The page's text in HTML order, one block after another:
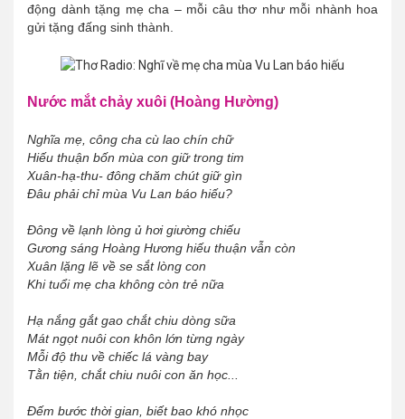
động dành tặng mẹ cha – mỗi câu thơ như mỗi nhành hoa
gửi tặng đấng sinh thành.
Nước mắt chảy xuôi (Hoàng Hường)
Nghĩa mẹ, công cha cù lao chín chữ
Hiếu thuận bốn mùa con giữ trong tim
Xuân-hạ-thu- đông chăm chút giữ gìn
Đâu phải chỉ mùa Vu Lan báo hiếu?
Đông về lạnh lòng ủ hơi giường chiếu
Gương sáng Hoàng Hương hiếu thuận vẫn còn
Xuân lặng lẽ về se sắt lòng con
Khi tuổi mẹ cha không còn trẻ nữa
Hạ nắng gắt gao chắt chiu dòng sữa
Mát ngọt nuôi con khôn lớn từng ngày
Mỗi độ thu về chiếc lá vàng bay
Tằn tiện, chắt chiu nuôi con ăn học...
Đếm bước thời gian, biết bao khó nhọc